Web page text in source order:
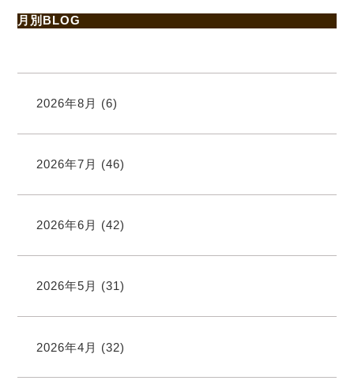
月別BLOG
2026年8月 (6)
2026年7月 (46)
2026年6月 (42)
2026年5月 (31)
2026年4月 (32)